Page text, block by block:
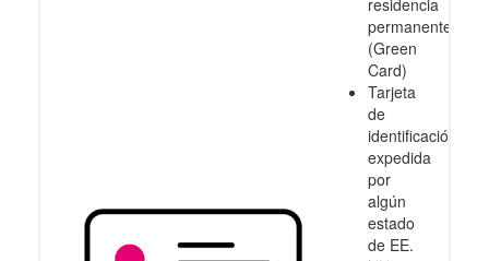
residencia
permanente
(Green
Card)
Tarjeta
de
identificación
expedida
por
algún
estado
de EE.